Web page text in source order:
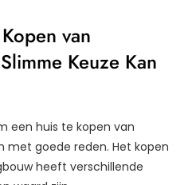
van
Keuze Kan
een huis te kopen van
met goede reden. Het kopen
heeft verschillende